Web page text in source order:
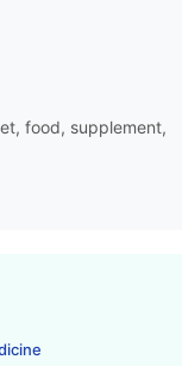
food, supplement,